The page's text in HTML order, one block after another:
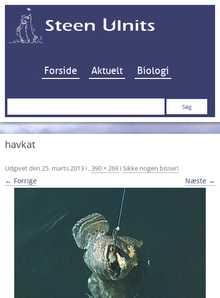
Hop til indhold
Forside Aktuelt Biologi
Søg
havkat
Udgivet den 25. marts 2013 i ,390 × 269 iSikke nogen bisser!.
← Forrige Næste →